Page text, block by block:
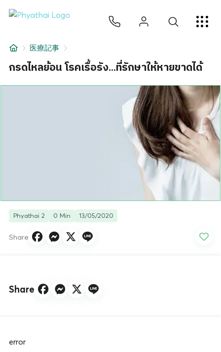
について
医療記事
กรดไหลย้อน โรคเรื้อรัง...ที่รักษาให้หายขาดได้
Phyathai 2 0 Min 13/05/2020
Share
Share
error